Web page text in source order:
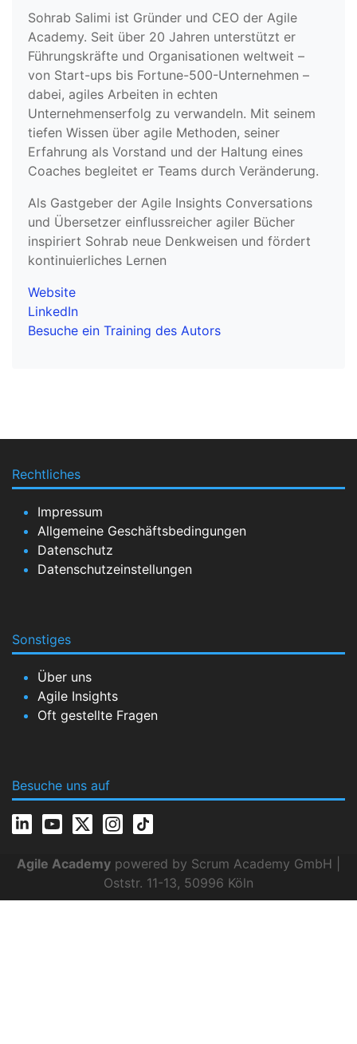
Sohrab Salimi ist Gründer und CEO der Agile
Academy. Seit über 20 Jahren unterstützt er
Führungskräfte und Organisationen weltweit –
von Start-ups bis Fortune-500-Unternehmen –
dabei, agiles Arbeiten in echten
Unternehmenserfolg zu verwandeln. Mit seinem
tiefen Wissen über agile Methoden, seiner
Erfahrung als Vorstand und der Haltung eines
Coaches begleitet er Teams durch Veränderung.
Als Gastgeber der Agile Insights Conversations
und Übersetzer einflussreicher agiler Bücher
inspiriert Sohrab neue Denkweisen und fördert
kontinuierliches Lernen
Website
LinkedIn
Besuche ein Training des Autors
Rechtliches
Impressum
Allgemeine Geschäftsbedingungen
Datenschutz
Datenschutzeinstellungen
Sonstiges
Über uns
Agile Insights
Oft gestellte Fragen
Besuche uns auf
Agile Academy powered by Scrum Academy GmbH |
Oststr. 11-13, 50996 Köln